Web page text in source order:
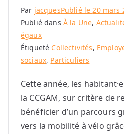
Par jacquesPublié le20 mars
Publié dans À la Une,
égaux
Étiqueté Collectivités,
sociaux, Particuliers
Cette année, les
la CCGAM, sur critère de
bénéficier d’un parcours
vers la mobilité à vélo